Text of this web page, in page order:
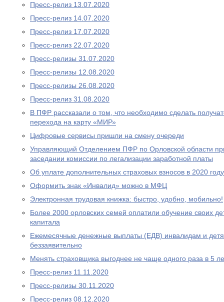
Пресс-релиз 13.07.2020
Пресс-релиз 14.07.2020
Пресс-релиз 17.07.2020
Пресс-релиз 22.07.2020
Пресс-релизы 31.07.2020
Пресс-релизы 12.08.2020
Пресс-релизы 26.08.2020
Пресс-релиз 31.08.2020
В ПФР рассказали о том, что необходимо сделать
перехода на карту «МИР»
Цифровые сервисы пришли на смену очереди
Управляющий Отделением ПФР по Орловской области
заседании комиссии по легализации заработной платы
Об уплате дополнительных страховых взносов в 2020 году
Оформить знак «Инвалид» можно в МФЦ
Электронная трудовая книжка: быстро, удобно, мобильно!
Более 2000 орловских семей оплатили обучение своих
капитала
Ежемесячные денежные выплаты (ЕДВ) инвалидам и
беззаявительно
Менять страховщика выгоднее не чаще одного раза в 5
Пресс-релиз 11.11.2020
Пресс-релизы 30.11.2020
Пресс-релиз 08.12.2020